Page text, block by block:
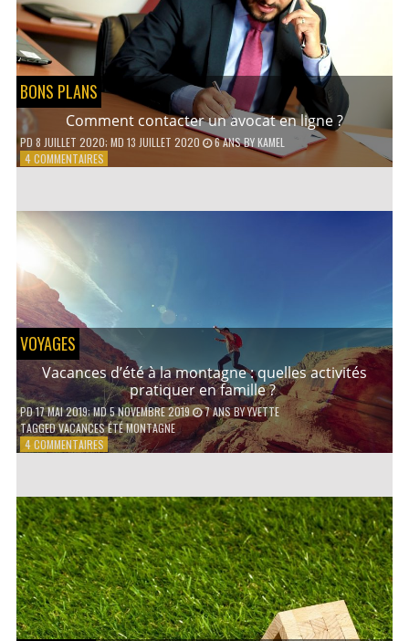
BONS PLANS
Comment contacter un avocat en ligne ?
PD 8 JUILLET 2020; MD 13 JUILLET 2020 6 ANSBYKAMEL
4 COMMENTAIRESSUR
VOYAGES
Vacances d’été à la montagne : quelles activités
pratiquer en famille ?
PD17 MAI 2019; MD 5 NOVEMBRE 2019 7 ANSBYYVETTE
TAGGEDVACANCES ÉTÉ MONTAGNE
4 COMMENTAIRESSUR
LA
MONTAGNE :
QUELLES
ACTIVITÉS
PRATIQUER
EN
FAMILLE ?